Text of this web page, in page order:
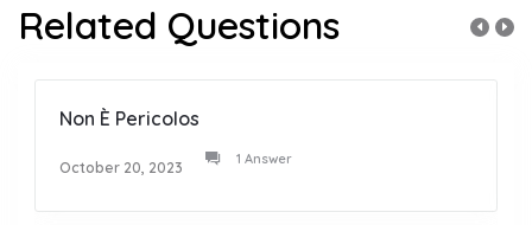
Related Questions
Non È Pericolos
October 20, 2023 1 Answer